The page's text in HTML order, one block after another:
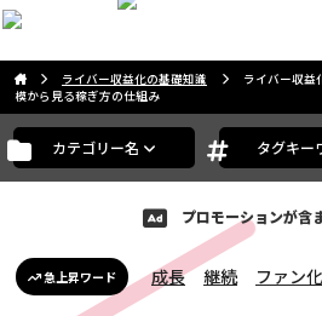
ライバー収益化の基礎知識
ライバー収益
模から見る稼ぎ方の仕組み
カテゴリー名 タグキー
プロモーションが含
急上昇ワード 成長 継続 ファン化